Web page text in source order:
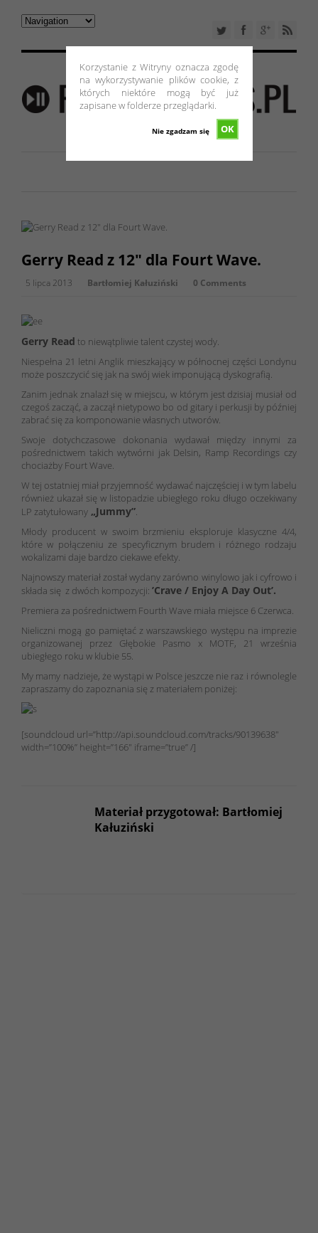
Korzystanie z Witryny oznacza zgodę
na wykorzystywanie plików cookie, z
których niektóre mogą być już
zapisane w folderze przeglądarki.
OK
Nie zgadzam się
Gerry Read z 12″ dla Fourt Wave.
5 lipca 2013 Bartłomiej Kałuziński 0 Comments
Gerry Read to niewątpliwie talent czystej wody.
Niespełna 21 letni Anglik mieszkający w północnej części Londynu
może poszczycić się jak na swój wiek imponującą dyskografią.
Zanim jednak znalazł się w miejscu, w którym jest dzisiaj musiał od
czegoś zacząć, a zaczął nietypowo bo od gitary i perkusji by później
zabrać się za komponowanie własnych utworów.
Swoje dotychczasowe dokonania wydawał między innymi za
pośrednictwem takich wytwórni jak Delsin, Ramp Recordings czy
chociażby Fourt Wave.
W tej ostatniej miał przyjemność wydawać najczęściej i w tym labelu
również ukazał się w listopadzie ubiegłego roku długo oczekiwany
LP zatytułowany „Jummy”.
Młody producent w swoim brzmieniu eksploruje klasyczne 4/4,
które w połączeniu ze specyficznym brudem i różnego rodzaju
wokalizami daje bardzo ciekawe efekty.
Najnowszy materiał został wydany zarówno winylowo jak i cyfrowo i
składa się z dwóch kompozycji: ’Crave / Enjoy A Day Out’.
Premiera za pośrednictwem Fourth Wave miała miejsce 6 Czerwca.
Nieliczni mogą go pamiętać z warszawskiego występu na imprezie
organizowanej przez Głębokie Pasmo x MOTF, 21 września
ubiegłego roku w klubie 55.
My mamy nadzieje, że wystąpi w Polsce jeszcze nie raz i równolegle
zapraszamy do zapoznania się z materiałem poniżej:
[soundcloud url=”http://api.soundcloud.com/tracks/90139638″
width=”100%” height=”166″ iframe=”true” /]
Materiał przygotował: Bartłomiej
Kałuziński